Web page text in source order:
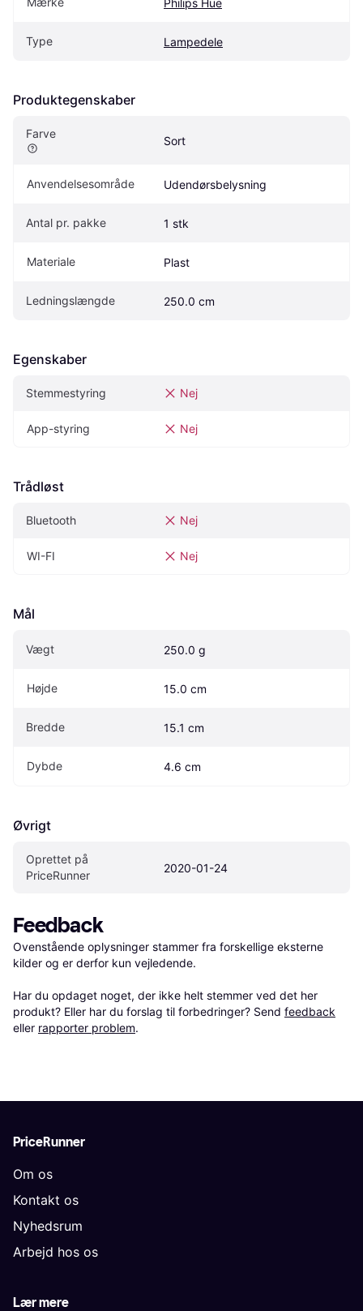
Type Lampedele
Produktegenskaber
Farve
Sort
Anvendelsesområde Udendørsbelysning
Antal pr. pakke 1 stk
Materiale Plast
Ledningslængde 250.0 cm
Egenskaber
Stemmestyring Nej
App-styring Nej
Trådløst
Bluetooth Nej
WI-FI Nej
Mål
Vægt 250.0 g
Højde 15.0 cm
Bredde 15.1 cm
Dybde 4.6 cm
Øvrigt
Oprettet på
PriceRunner
2020-01-24
Feedback
Ovenstående oplysninger stammer fra forskellige eksterne
kilder og er derfor kun vejledende.
Har du opdaget noget, der ikke helt stemmer ved det her
produkt? Eller har du forslag til forbedringer? Send feedback
eller rapporter problem.
PriceRunner
Om os
Kontakt os
Nyhedsrum
Arbejd hos os
Lær mere